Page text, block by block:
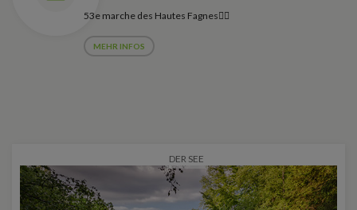
53e marche des Hautes Fagnes🚶‍♀️
MEHR INFOS
DER SEE